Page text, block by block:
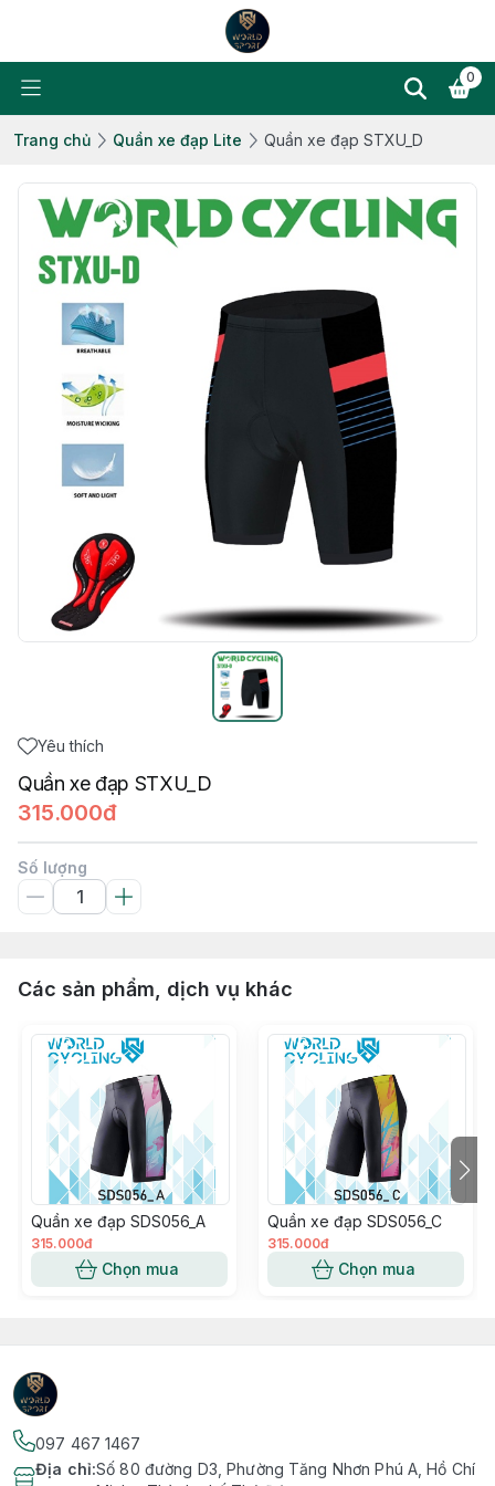
0
Trang chủ Quần xe đạp Lite Quần xe đạp STXU_D
Yêu thích
Quần xe đạp STXU_D
315.000đ
Số lượng
Các sản phẩm, dịch vụ khác
Quần xe đạp SDS056_A
315.000đ
Chọn mua
Quần xe đạp SDS056_C
315.000đ
Chọn mua
097 467 1467
Địa chỉ:Số 80 đường D3, Phường Tăng Nhơn Phú A, Hồ Chí